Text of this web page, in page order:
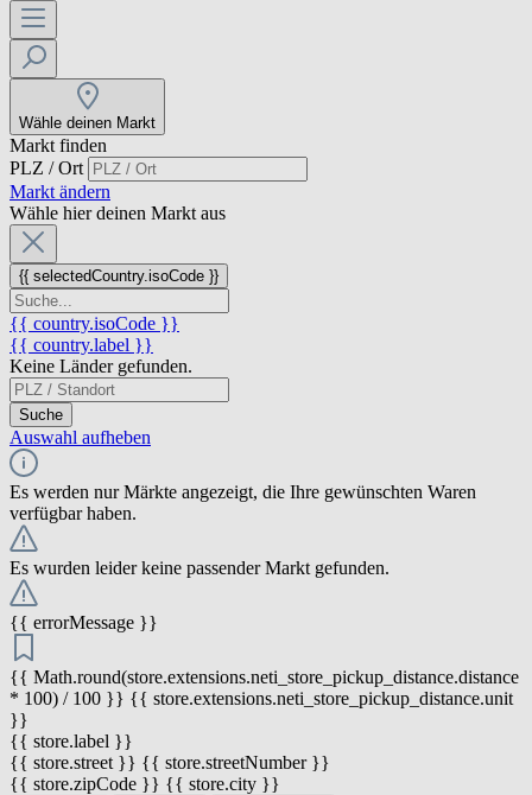
Wähle deinen Markt
Markt finden
PLZ / Ort
Markt ändern
Wähle hier deinen Markt aus
{{ selectedCountry.isoCode }}
{{ country.isoCode }}
{{ country.label }}
Keine Länder gefunden.
Suche
Auswahl aufheben
Es werden nur Märkte angezeigt, die Ihre gewünschten Waren
verfügbar haben.
Es wurden leider keine passender Markt gefunden.
{{ errorMessage }}
{{ Math.round(store.extensions.neti_store_pickup_distance.distance
* 100) / 100 }} {{ store.extensions.neti_store_pickup_distance.unit
}}
{{ store.label }}
{{ store.street }} {{ store.streetNumber }}
{{ store.zipCode }} {{ store.city }}